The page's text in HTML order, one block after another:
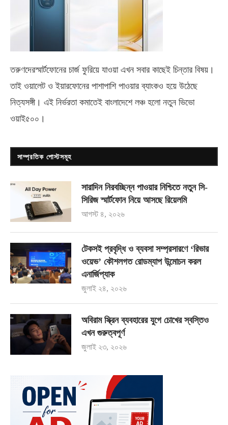
তরুণদেরস্মার্টফোনের চার্জ ফুরিয়ে যাওয়া এখন সবার কাছেই চিন্তার বিষয়।
তাই ওয়ালেট ও ইয়ারফোনের পাশাপাশি পাওয়ার ব্যাংকও হয়ে উঠেছে
নিত্যসঙ্গী। এই নির্ভরতা কমাতেই বাংলাদেশে লঞ্চ হলো নতুন ভিভো
ওয়াই৫০০ ।
সাম্প্রতিক পোস্টসমূহ
সারাদিন নিরবচ্ছিন্ন পাওয়ার নিশ্চিতে নতুন সি-
সিরিজ স্মার্টফোন নিয়ে আসছে রিয়েলমি
আগস্ট ৪, ২০২৬
টেকসই প্রবৃদ্ধি ও ব্যবসা সম্প্রসারণে ‘রিভার
ওয়েভ’ কৌশলগত রোডম্যাপ উন্মোচন করল
এনার্জিপ্যাক
জুলাই ২৪, ২০২৬
অবিরাম স্ক্রিন ব্যবহারের যুগে চোখের স্বস্তিও
এখন গুরুত্বপূর্ণ
জুলাই ২৩, ২০২৬